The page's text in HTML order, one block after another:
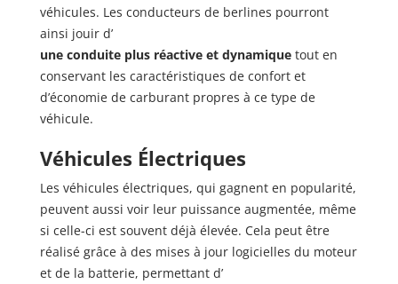
véhicules. Les conducteurs de berlines pourront
ainsi jouir d’
une conduite plus réactive et dynamique tout en
conservant les caractéristiques de confort et
d’économie de carburant propres à ce type de
véhicule.
Véhicules Électriques
Les véhicules électriques, qui gagnent en popularité,
peuvent aussi voir leur puissance augmentée, même
si celle-ci est souvent déjà élevée. Cela peut être
réalisé grâce à des mises à jour logicielles du moteur
et de la batterie, permettant d’